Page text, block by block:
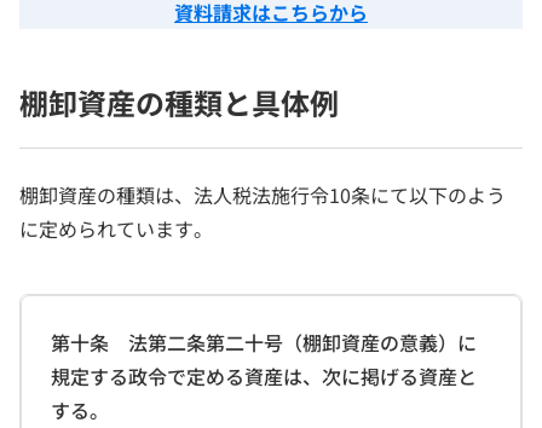
資料請求はこちらから
棚卸資産の種類と具体例
棚卸資産の種類は、法人税法施行令10条にて以下のよう
に定められています。
第十条 法第二条第二十号（棚卸資産の意義）に
規定する政令で定める資産は、次に掲げる資産と
する。